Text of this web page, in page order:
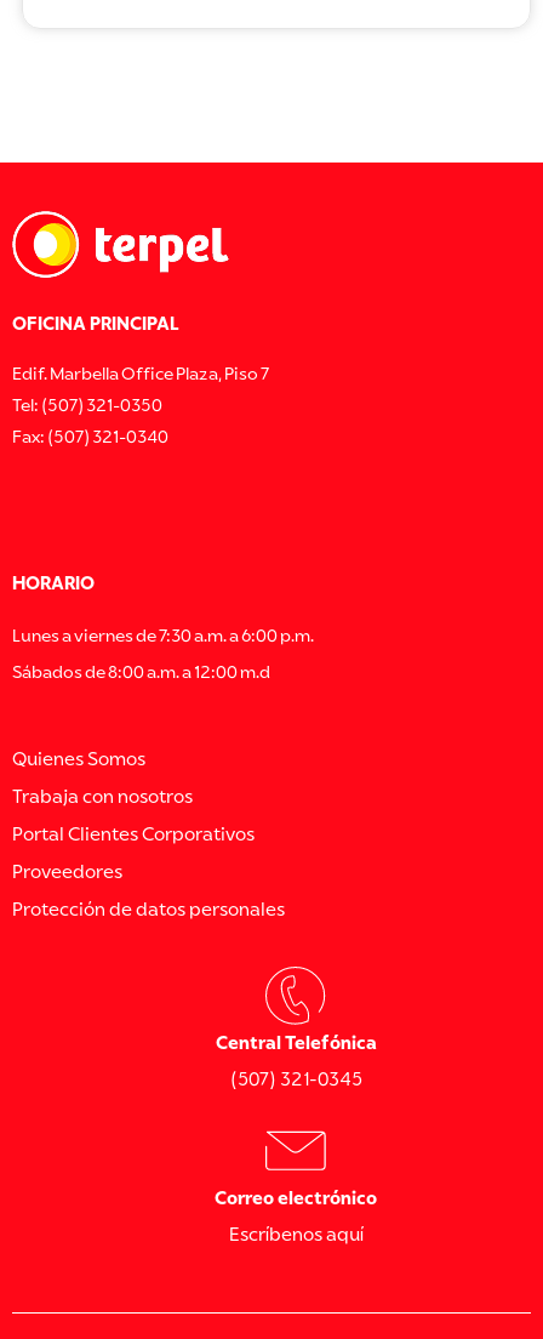
OFICINA PRINCIPAL
Edif. Marbella Office Plaza, Piso 7
Tel: (507) 321-0350
Fax: (507) 321-0340
HORARIO
Lunes a viernes de 7:30 a.m. a 6:00 p.m.
Sábados de 8:00 a.m. a 12:00 m.d
Quienes Somos
Trabaja con nosotros
Portal Clientes Corporativos
Proveedores
Protección de datos personales
Central Telefónica
(507) 321-0345
Correo electrónico
Escríbenos aquí